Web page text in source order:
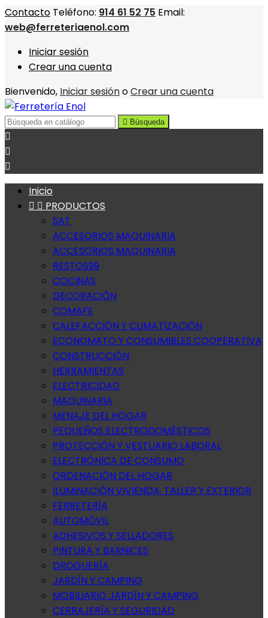
Contacto Teléfono: 914 61 52 75 Email:
web@ferreteriaenol.com
Iniciar sesión
Crear una cuenta
Bienvenido, Iniciar sesiónoCrear una cuenta
 Búsqueda



Inicio
  PRODUCTOS
SAT
ACCESORIOS MAQUINARIA
ACCESORIOS MAQUINARIA
RESTOS99
COCINAS
DECORACIÓN
COMAFE
CALEFACCIÓN Y CLIMATIZACIÓN
ECONOMATO Y CONSUMIBLES COOPERATIVA
CONSTRUCCIÓN
HERRAMIENTAS
ELECTRICIDAD
MAQUINARIA
MENAJE DEL HOGAR
PEQUEÑOS ELECTRODOMÉSTICOS
PROTECCIÓN Y VESTUARIO LABORAL
ELECTRÓNICA DE CONSUMO
ORDENACIÓN DEL HOGAR
ILUMINACIÓN VIVIENDA, TALLER Y EXTERIOR
FERRETERÍA
AUTOMÓVIL
ADHESIVOS Y SELLADORES
PINTURA Y BARNICES
DROGUERÍA
JARDÍN Y CAMPING
MOBILIARIO JARDÍN Y CAMPING
CERRAJERÍA Y SEGURIDAD